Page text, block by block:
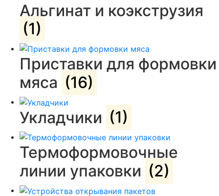
Альгинат и коэкструзия
(1)
Приставки для формовки
мяса (16)
Укладчики (1)
Термоформовочные
линии упаковки (2)